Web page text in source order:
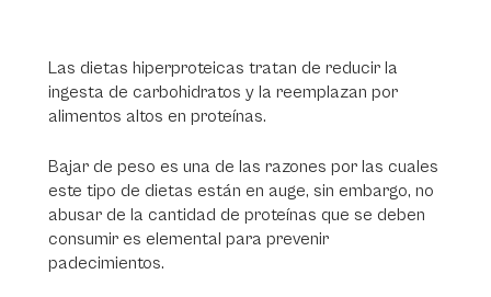
Las dietas hiperproteicas tratan de reducir la
ingesta de carbohidratos y la reemplazan por
alimentos altos en proteínas.
Bajar de peso es una de las razones por las cuales
este tipo de dietas están en auge, sin embargo, no
abusar de la cantidad de proteínas que se deben
consumir es elemental para prevenir
padecimientos.